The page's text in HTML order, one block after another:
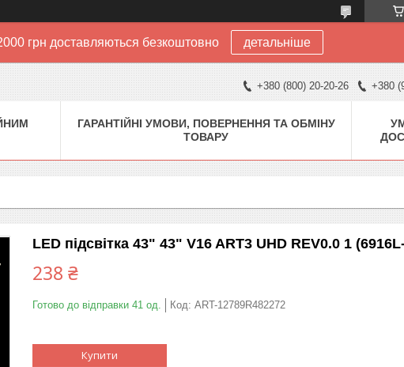
грн доставляються безкоштовно детальніше
+380 (800) 20-20-26 +380
ГАРАНТІЙНІ УМОВИ, ПОВЕРНЕННЯ ТА ОБМІНУ
ТОВАРУ
LED підсвітка 43" 43" V16 ART3 UHD REV0.0 1
238 ₴
Готово до відправки 41 од. Код: ART-12789R482272
Купити